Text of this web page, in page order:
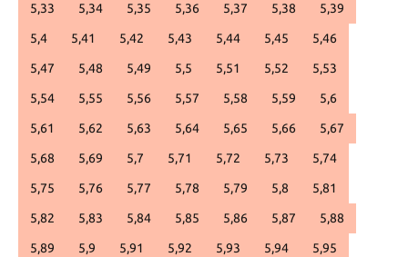
5,33 5,34 5,35 5,36 5,37 5,38 5,39
5,4 5,41 5,42 5,43 5,44 5,45 5,46
5,47 5,48 5,49 5,5 5,51 5,52 5,53
5,54 5,55 5,56 5,57 5,58 5,59 5,6
5,61 5,62 5,63 5,64 5,65 5,66 5,67
5,68 5,69 5,7 5,71 5,72 5,73 5,74
5,75 5,76 5,77 5,78 5,79 5,8 5,81
5,82 5,83 5,84 5,85 5,86 5,87 5,88
5,89 5,9 5,91 5,92 5,93 5,94 5,95